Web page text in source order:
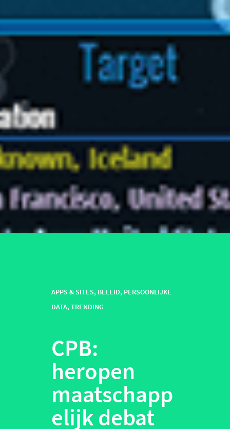
APPS & SITES, BELEID, PERSOONLIJKE
DATA,TRENDING
CPB:
heropen
maatschapp
elijk debat